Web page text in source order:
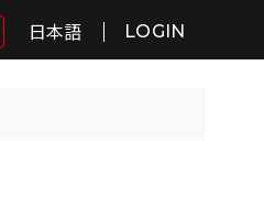
日本語 LOGIN